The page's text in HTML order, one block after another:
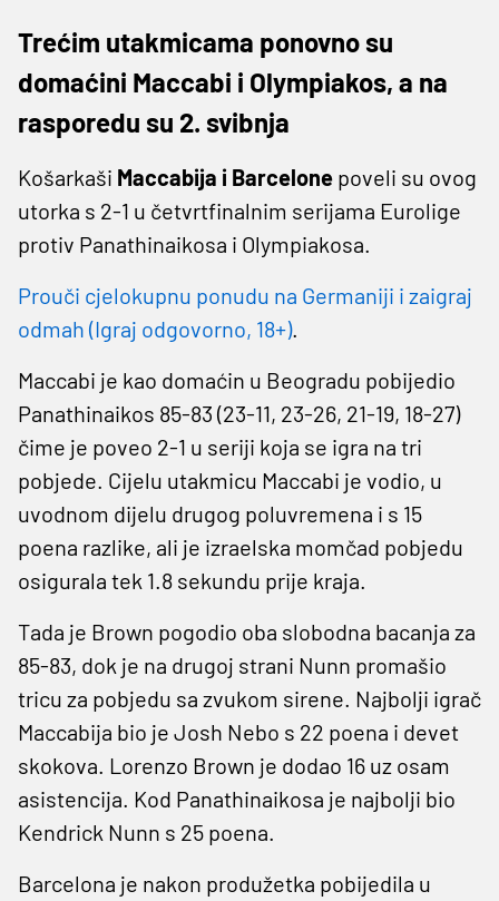
Trećim utakmicama ponovno su
domaćini Maccabi i Olympiakos, a na
rasporedu su 2. svibnja
Košarkaši Maccabija i Barcelone poveli su ovog
utorka s 2-1 u četvrtfinalnim serijama Eurolige
protiv Panathinaikosa i Olympiakosa.
Prouči cjelokupnu ponudu na Germaniji i zaigraj
odmah (Igraj odgovorno, 18+).
Maccabi je kao domaćin u Beogradu pobijedio
Panathinaikos 85-83 (23-11, 23-26, 21-19, 18-27)
čime je poveo 2-1 u seriji koja se igra na tri
pobjede. Cijelu utakmicu Maccabi je vodio, u
uvodnom dijelu drugog poluvremena i s 15
poena razlike, ali je izraelska momčad pobjedu
osigurala tek 1.8 sekundu prije kraja.
Tada je Brown pogodio oba slobodna bacanja za
85-83, dok je na drugoj strani Nunn promašio
tricu za pobjedu sa zvukom sirene. Najbolji igrač
Maccabija bio je Josh Nebo s 22 poena i devet
skokova. Lorenzo Brown je dodao 16 uz osam
asistencija. Kod Panathinaikosa je najbolji bio
Kendrick Nunn s 25 poena.
Barcelona je nakon produžetka pobijedila u